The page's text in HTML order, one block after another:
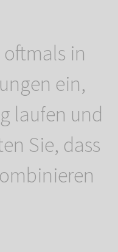
in
ein,
laufen und
Sie, dass